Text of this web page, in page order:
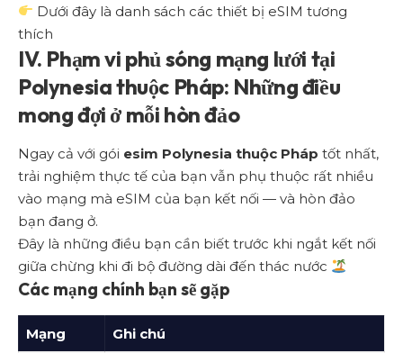
Dưới đây là danh sách các thiết bị eSIM tương
thích
IV. Phạm vi phủ sóng mạng lưới tại
Polynesia thuộc Pháp: Những điều
mong đợi ở mỗi hòn đảo
Ngay cả với gói esim Polynesia thuộc Pháp tốt nhất,
trải nghiệm thực tế của bạn vẫn phụ thuộc rất nhiều
vào mạng mà eSIM của bạn kết nối — và hòn đảo
bạn đang ở.
Đây là những điều bạn cần biết trước khi ngắt kết nối
giữa chừng khi đi bộ đường dài đến thác nước
Các mạng chính bạn sẽ gặp
Mạng Ghi chú